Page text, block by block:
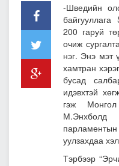
-Шведийн
200 гаруй
очиж
нэг. Энэ мэт
хамтран
бусад
идэвхтэй
гэж
уулзахдаа
Тэрбээр